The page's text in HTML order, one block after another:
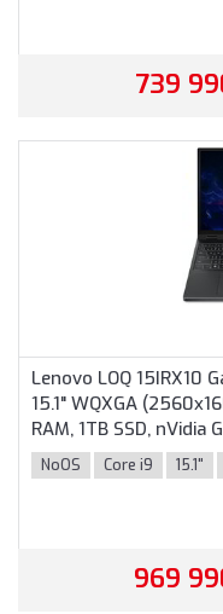
739
Lenovo LOQ 15IRX10
15.1" WQXGA
RAM, 1TB SSD,
billentyűzet,
Sötétszürke színben
NoOS Core i9 15.1"
969